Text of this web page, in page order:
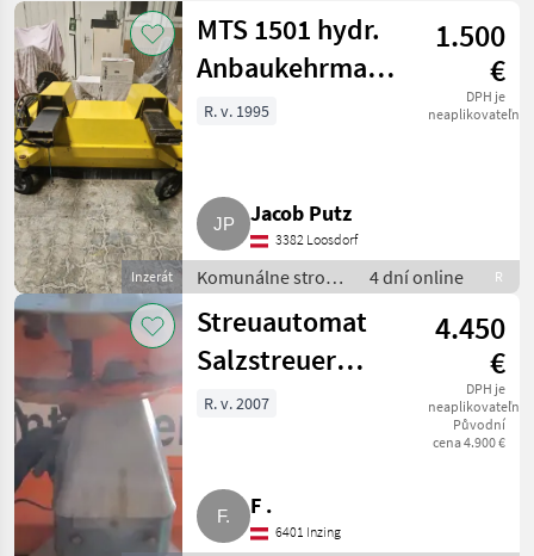
Inzerát
MTS 1501 hydr.
Anbaukehrmaschine
für Stapler,
1.500
€
DPH je
neaplikovateľné
R. v. 1995
Jacob Putz
3382 Loosdorf
Komunálne stroje
/ Zametací stroj
4 dní online R
Streuautomat
Salzstreuer
Gmeiner STA
4.450
€
DPH je
neaplikovateľné
Původní
cena 4.900 €
R. v. 2007
F .
6401 Inzing